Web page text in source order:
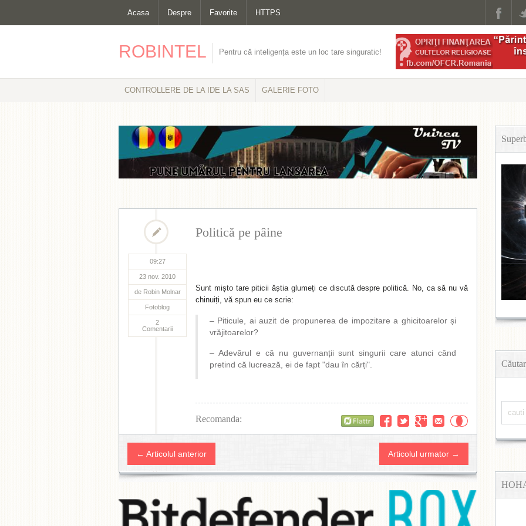
Acasa Despre Favorite HTTPS
ROBINTEL Pentru că inteligența este un loc tare singuratic!
CONTROLLERE DE LA IDE LA SAS GALERIE FOTO
09:27
23 nov. 2010
de Robin Molnar
Fotoblog
2
Comentarii
Politică pe pâine
Sunt mișto tare piticii ăștia glumeți ce discută despre politică. No, ca să nu vă
chinuiți, vă spun eu ce scrie:
– Piticule, ai auzit de propunerea de impozitare a ghicitoarelor și
vrăjitoarelor?
– Adevărul e că nu guvernanții sunt singurii care atunci când
pretind că lucrează, ei de fapt "dau în cărți".
Recomanda:
← Articolul anterior Articolul urmator →